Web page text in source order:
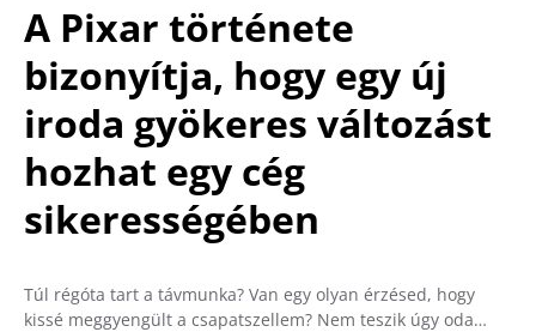
A Pixar története
bizonyítja, hogy egy új
iroda gyökeres változást
hozhat egy cég
sikerességében
Túl régóta tart a távmunka? Van egy olyan érzésed, hogy
kissé meggyengült a csapatszellem? Nem teszik úgy oda…